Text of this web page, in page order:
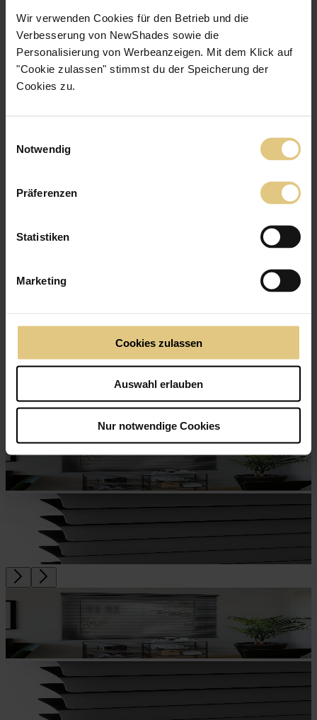
Wir verwenden Cookies für den Betrieb und die
Verbesserung von NewShades sowie die
Personalisierung von Werbeanzeigen. Mit dem Klick auf
"Cookie zulassen" stimmst du der Speicherung der
Cookies zu.
Notwendig
Präferenzen
Statistiken
Marketing
Cookies zulassen
Auswahl erlauben
Nur notwendige Cookies
Jetzt zum Produkt
Kleine Löcher für warmen Lichteinfall
Lamellenbreite: 25mm